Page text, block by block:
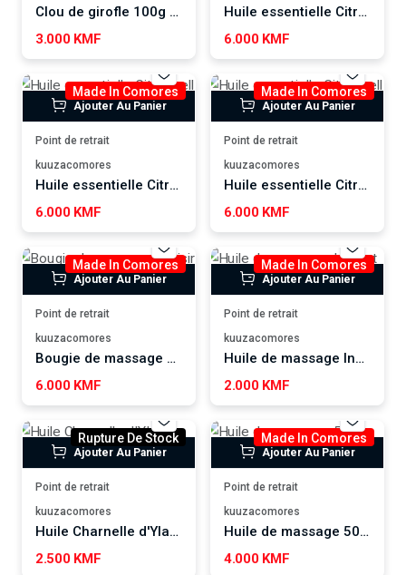
Clou de girofle 100g SALSABIL ART
3.000 KMF
Huile essentielle Citronnelle SALSABIL ART
6.000 KMF
Made In Comores
Ajouter Au Panier
Point de retrait
kuuzacomores
Huile essentielle Citronnelle SALSABIL ART
6.000 KMF
Made In Comores
Ajouter Au Panier
Point de retrait
kuuzacomores
Huile essentielle Citronnelle SALSABIL ART
6.000 KMF
Made In Comores
Ajouter Au Panier
Point de retrait
kuuzacomores
Bougie de massage Plaisir - Ridaah
6.000 KMF
Made In Comores
Ajouter Au Panier
Point de retrait
kuuzacomores
Huile de massage Instant Divin BIOZEN
2.000 KMF
Rupture De Stock
Ajouter Au Panier
Point de retrait
kuuzacomores
Huile Charnelle d'Ylang Ylang BIOZEN
2.500 KMF
Made In Comores
Ajouter Au Panier
Point de retrait
kuuzacomores
Huile de massage 50ml YOUSRA COSMETICS
4.000 KMF